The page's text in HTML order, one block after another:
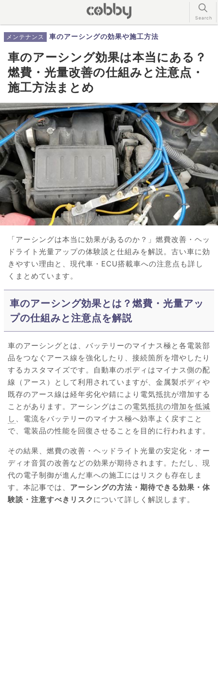
メンテナンス 車のアーシングの効果や施工方法
車のアーシング効果は本当にある？
燃費・光量改善の仕組みと注意点・
施工方法まとめ
「アーシングは本当に効果があるのか？」燃費改善・ヘッ
ドライト光量アップの体験談と仕組みを解説。古い車に効
きやすい理由と、現代車・ECU搭載車への注意点も詳し
くまとめています。
車のアーシング効果とは？燃費・光量アッ
プの仕組みと注意点を解説
車のアーシングとは、バッテリーのマイナス極と各電装部
品をつなぐアース線を強化したり、接続箇所を増やしたり
するカスタマイズです。自動車のボディはマイナス側の配
線（アース）として利用されていますが、金属製ボディや
既存のアース線は経年劣化や錆により電気抵抗が増加する
ことがあります。アーシングはこの電気抵抗の増加を低減
し 、電流をバッテリーのマイナス極へ効率よく戻すこと
で、電装品の性能を回復させることを目的に行われます。
その結果、燃費の改善・ヘッドライト光量の安定化・オー
ディオ音質の改善などの効果が期待されます。ただし、現
代の電子制御が進んだ車への施工にはリスクも存在しま
す。本記事では、 アーシングの方法・期待できる効果・体
験談・注意すべきリスク について詳しく解説します。